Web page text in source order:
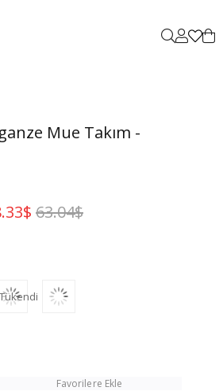
Mue Takım -
63.04$
Tükendi
Favorilere Ekle